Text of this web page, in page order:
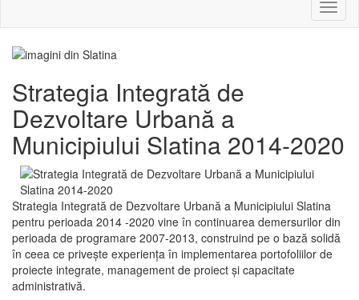
sau
Strategia Integrată de
Dezvoltare Urbană a
Municipiului Slatina 2014-2020
Strategia Integrată de Dezvoltare Urbană a Municipiului Slatina
pentru perioada 2014 -2020 vine în continuarea demersurilor din
perioada de programare 2007-2013, construind pe o bază solidă
în ceea ce priveşte experienţa în implementarea portofoliilor de
proiecte integrate, management de proiect și capacitate
administrativă.